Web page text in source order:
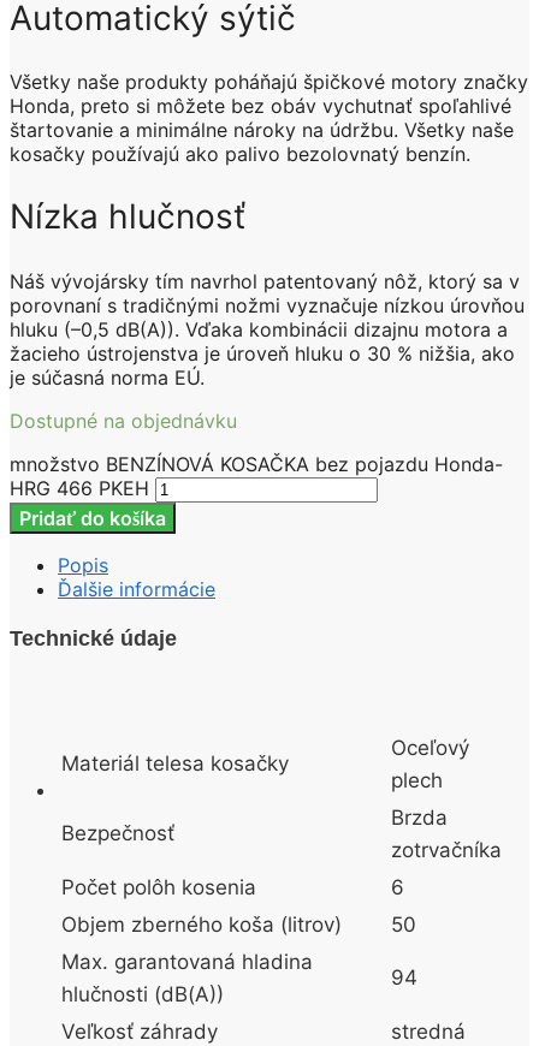
Automatický sýtič
Všetky naše produkty poháňajú špičkové motory značky
Honda, preto si môžete bez obáv vychutnať spoľahlivé
štartovanie a minimálne nároky na údržbu. Všetky naše
kosačky používajú ako palivo bezolovnatý benzín.
Nízka hlučnosť
Náš vývojársky tím navrhol patentovaný nôž, ktorý sa v
porovnaní s tradičnými nožmi vyznačuje nízkou úrovňou
hluku (–0,5 dB(A)). Vďaka kombinácii dizajnu motora a
žacieho ústrojenstva je úroveň hluku o 30 % nižšia, ako
je súčasná norma EÚ.
Dostupné na objednávku
množstvo BENZÍNOVÁ KOSAČKA bez pojazdu Honda-
HRG 466 PKEH
Pridať do košíka
Popis
Ďalšie informácie
Technické údaje
Materiál telesa kosačky
Oceľový
plech
Bezpečnosť
Brzda
zotrvačníka
Počet polôh kosenia
6
Objem zberného koša (litrov)
50
Max. garantovaná hladina
hlučnosti (dB(A))
94
Veľkosť záhrady
stredná